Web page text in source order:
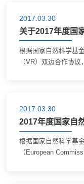
2017.03.30
根据国家自然科学基
（VR）双边合作协
2017.03.30
根据国家自然科学基
（European